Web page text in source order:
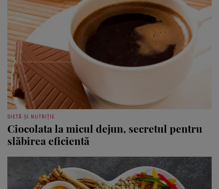
DIETĂ ȘI NUTRIȚIE
Ciocolata la micul dejun, secretul pentru
slăbirea eficientă